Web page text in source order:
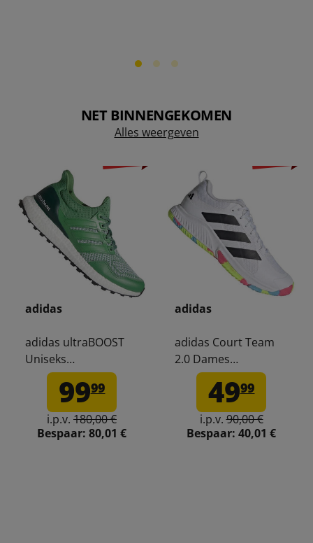
NET BINNENGEKOMEN
Alles weergeven
adidas
adidas ultraBOOST
Uniseks
Golfschoenen IH5051
9999
i.p.v. 180,00 €
Bespaar: 80,01 €
adidas
adidas Court Team
2.0 Dames
Volleybalschoenen
IH81094999
i.p.v.90,00 €
Bespaar: 40,01 €